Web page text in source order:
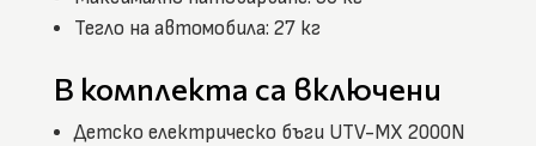
Тегло на автомобила: 27 кг
В комплекта са включени
Детско електрическо бъги UTV-MX 2000N